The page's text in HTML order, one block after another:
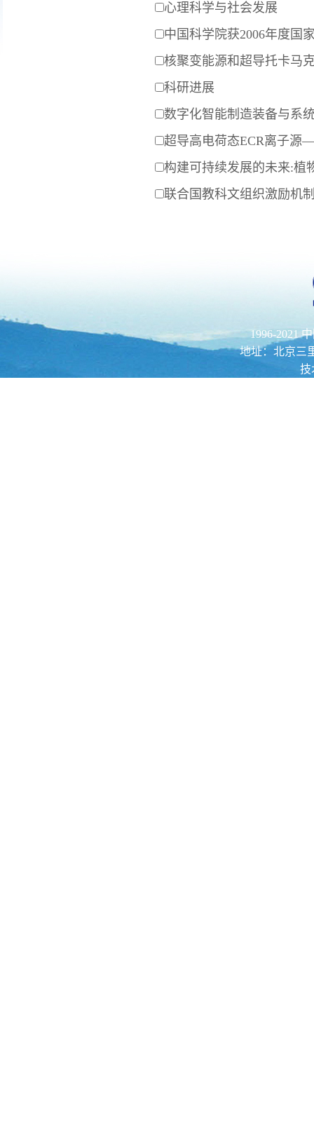
心理科学与社会发展
中国科学院获2006年度国
核聚变能源和超导托卡马
科研进展
数字化智能制造装备与系
超导高电荷态ECR离子源
构建可持续发展的未来:
联合国教科文组织激励机
1996-2021
地址：北京三
技